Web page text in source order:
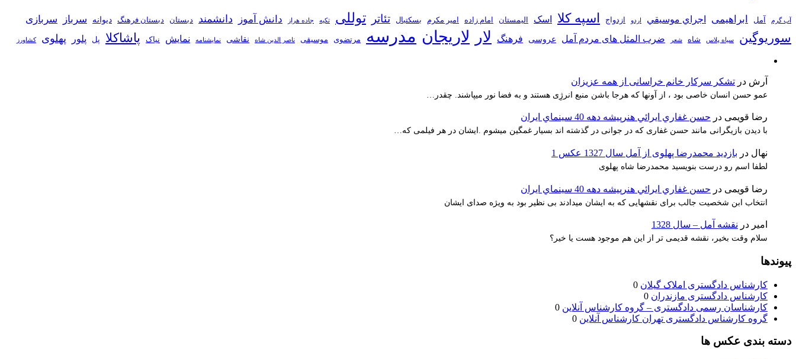
آب گرم آمل ابراهیمی اجراي موسيقي اردو ازدواج اسپه کلا اسک الیمستان امام زاده امیر مکرم بسکتبال تئاتر توللی تکیه جاده هراز دانش آموز دانشمند دبستان دبستان فرهنگ دیوانه سرباز سربازی
سوریوگین سیاه پلاس شاه شعر ضرب المثل های مردم آمل عروسی فرهنگ لار لاریجان مدرسه مرتضوی موسیقی ناصر الدین شاه نقاشی نمايشنامه نمایش نیاک پاشاکلا پل پلور پهلوی کشاورز
آرش در تشکر سرکار خانم خراسانی از همه عزیزان
عمو حسن انسان خاصی بود ، از آونها که هرجا باشن منبع انرژِی هستند و به فضا نور میپاشند. چقدر…
رضا قویمی در حسن غفاري ايرائي هنرپيشه دهه 40 سينماي ايران
با دیدن بازیگرانی مانند حسن غفاری که در جوانی در گذشته اند بسیار غمگین میشوم .ایشان در هر فیلمی که…
نهال در بازدید محمدرضا پهلوی از آمل سال 1327 عکس 1
لطفا اسم رو درست بنویسید محمدرضا شاه پهلوی
رضا قویمی در حسن غفاري ايرائي هنرپيشه دهه 40 سينماي ايران
انتخاب ابن شخصیت جالب برای نقشهایی که به ایشان میدادند بی نظیر بود به ویژه صدای ایشان
امیر در نقشه آمل – سال 1328
سلام وقت بخیر، نقشه قدیمی تر از این هم موجود هست یا خیر؟
پیوندها
کارشناس دادگستری املاک گیلان
کارشناس دادگستری مازندران
کارشناسان رسمی دادگستری – گروه کارشناس آنلاین
گروه کارشناس دادگستری تهران کارشناس آنلاین
دسته بندی عکس ها